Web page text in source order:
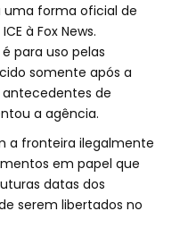
uma forma oficial de
à Fox News.
para uso pelas
somente após a
de
a agência.
a fronteira ilegalmente
em papel que
datas dos
serem libertados no